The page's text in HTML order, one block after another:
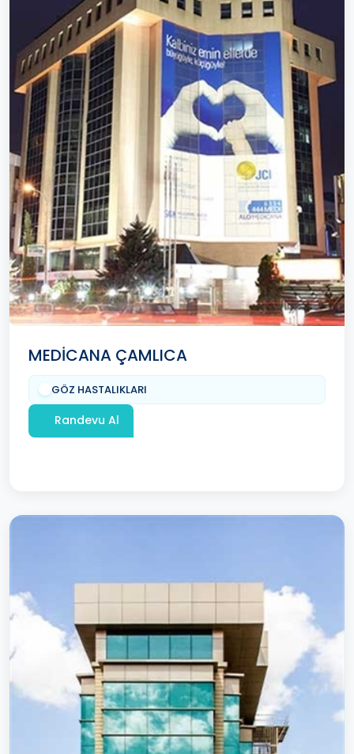
MEDİCANA ÇAMLICA
GÖZ HASTALIKLARI
Randevu Al